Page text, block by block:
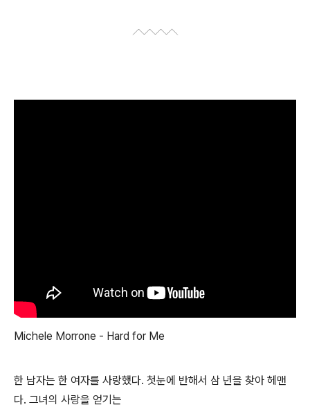
Michele Morrone - Hard for Me
한 남자는 한 여자를 사랑했다. 첫눈에 반해서 삼 년을 찾아 헤맨
다. 그녀의 사랑을 얻기는